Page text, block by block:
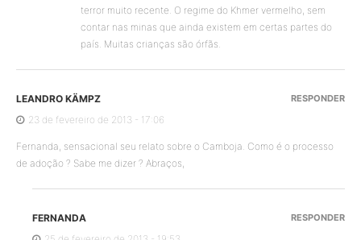
terror muito recente. O regime do Khmer vermelho, sem
contar nas minas que ainda existem em certas partes do
país. Muitas crianças são órfãs.
LEANDRO KÄMPZ
23 de fevereiro de 2013 - 17:06
Fernanda, sensacional seu relato sobre o Camboja. Como é o processo
de adoção ? Sabe me dizer ? Abraços,
RESPONDER
FERNANDA
RESPONDER